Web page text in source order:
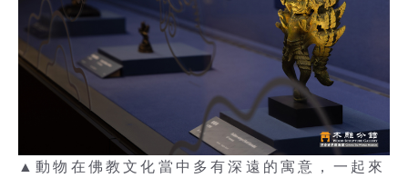
▲動物在佛教文化當中多有深遠的寓意，一起來